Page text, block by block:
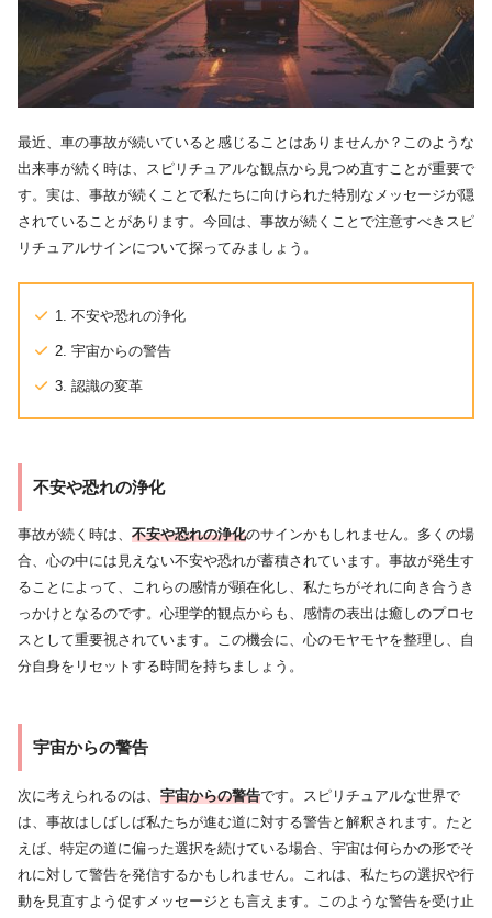
最近、車の事故が続いていると感じることはありませんか？このような
出来事が続く時は、スピリチュアルな観点から見つめ直すことが重要で
す。実は、事故が続くことで私たちに向けられた特別なメッセージが隠
されていることがあります。今回は、事故が続くことで注意すべきスピ
リチュアルサインについて探ってみましょう。
1. 不安や恐れの浄化
2. 宇宙からの警告
3. 認識の変革
不安や恐れの浄化
事故が続く時は、 不安や恐れの浄化のサインかもしれません。多くの場
合、心の中には見えない不安や恐れが蓄積されています。事故が発生す
ることによって、これらの感情が顕在化し、私たちがそれに向き合うき
っかけとなるのです。心理学的観点からも、感情の表出は癒しのプロセ
スとして重要視されています。この機会に、心のモヤモヤを整理し、自
分自身をリセットする時間を持ちましょう。
宇宙からの警告
次に考えられるのは、 宇宙からの警告です。スピリチュアルな世界で
は、事故はしばしば私たちが進む道に対する警告と解釈されます。たと
えば、特定の道に偏った選択を続けている場合、宇宙は何らかの形でそ
れに対して警告を発信するかもしれません。これは、私たちの選択や行
動を見直すよう促すメッセージとも言えます。このような警告を受け止